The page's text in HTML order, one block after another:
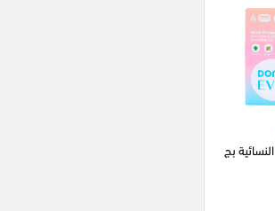
شفرات دوركو ايف 6 النسائية بج